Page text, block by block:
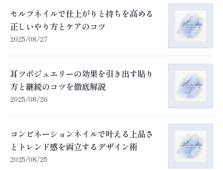
セルフネイルで仕上がりと持ちを高める
正しいやり方とケアのコツ
2025/08/27
耳ツボジュエリーの効果を引き出す貼り
方と継続のコツを徹底解説
2025/08/26
コンビネーションネイルで叶える上品さ
とトレンド感を両立するデザイン術
2025/08/25